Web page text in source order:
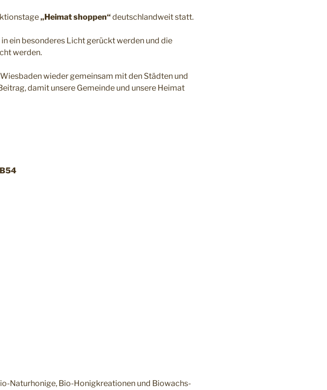
„Heimat shoppen“deutschlandweit statt.
ein besonderes Licht gerückt werden und die
werden.
wieder gemeinsam mit den Städten und
damit unsere Gemeinde und unsere Heimat
Naturhonige, Bio-Honigkreationen und Biowachs-